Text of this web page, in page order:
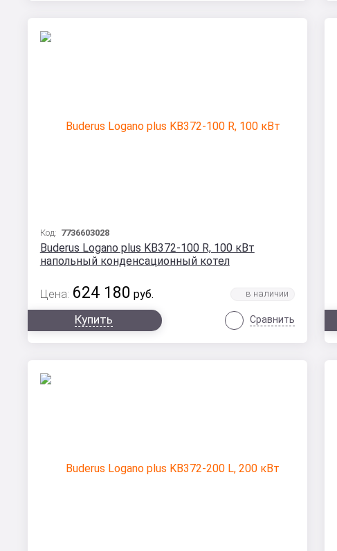
Код: 7736603028
Buderus Logano plus KB372-100 R, 100 кВт
напольный конденсационный котел
Цена: 624 180 руб.
Купить Сравнить